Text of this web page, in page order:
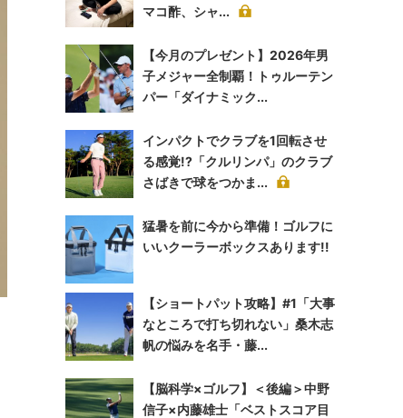
マコ酢、シャ...
【今月のプレゼント】2026年男
子メジャー全制覇！トゥルーテン
パー「ダイナミック...
インパクトでクラブを1回転させ
る感覚!?「クルリンパ」のクラブ
さばきで球をつかま...
猛暑を前に今から準備！ゴルフに
いいクーラーボックスあります!!
【ショートパット攻略】#1「大事
なところで打ち切れない」桑木志
帆の悩みを名手・藤...
【脳科学×ゴルフ】＜後編＞中野
信子×内藤雄士「ベストスコア目